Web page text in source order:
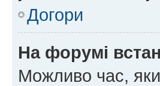
Догори
На форумі
Можливо час,